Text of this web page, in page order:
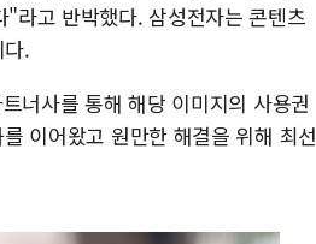
라고 반박했다. 삼성전자는 콘텐츠
.
너사를 통해 해당 이미지의 사용권
이어왔고 원만한 해결을 위해 최선